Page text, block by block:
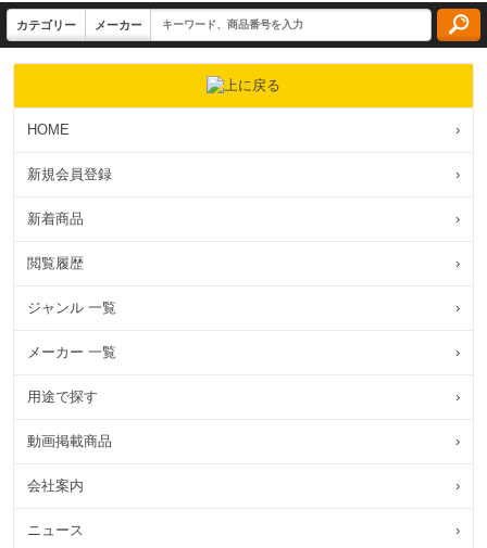
HOME ›
新規会員登録 ›
新着商品 ›
閲覧履歴 ›
ジャンル 一覧 ›
メーカー 一覧 ›
用途で探す ›
動画掲載商品 ›
会社案内 ›
ニュース ›